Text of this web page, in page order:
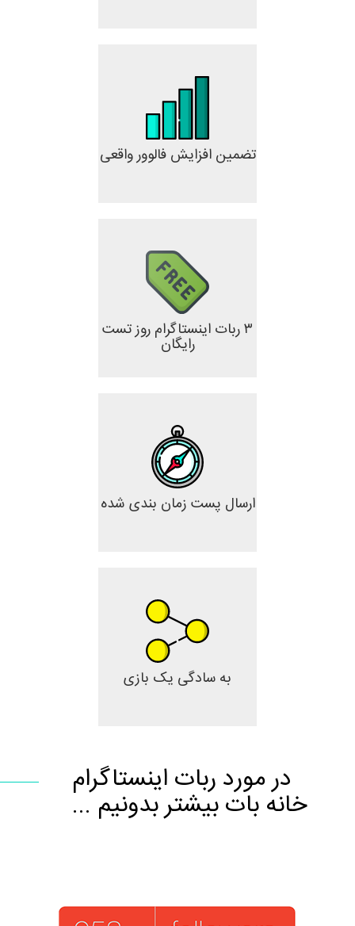
تضمین افزایش فالوور واقعی
۳ ربات اینستاگرام روز تست
رایگان
ارسال پست زمان بندی شده
به سادگی یک بازی
در مورد ربات اینستاگرام
خانه بات بیشتر بدونیم ...